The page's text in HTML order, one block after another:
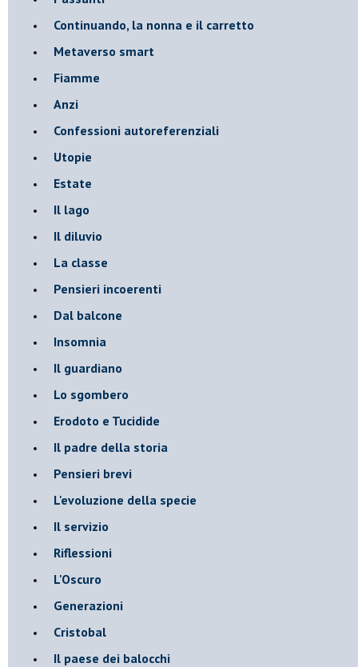
Continuando, la nonna e il carretto
Metaverso smart
Fiamme
Anzi
Confessioni autoreferenziali
Utopie
Estate
Il lago
Il diluvio
La classe
Pensieri incoerenti
Dal balcone
Insomnia
Il guardiano
Lo sgombero
Erodoto e Tucidide
Il padre della storia
Pensieri brevi
L'evoluzione della specie
Il servizio
Riflessioni
L'Oscuro
Generazioni
Cristobal
Il paese dei balocchi